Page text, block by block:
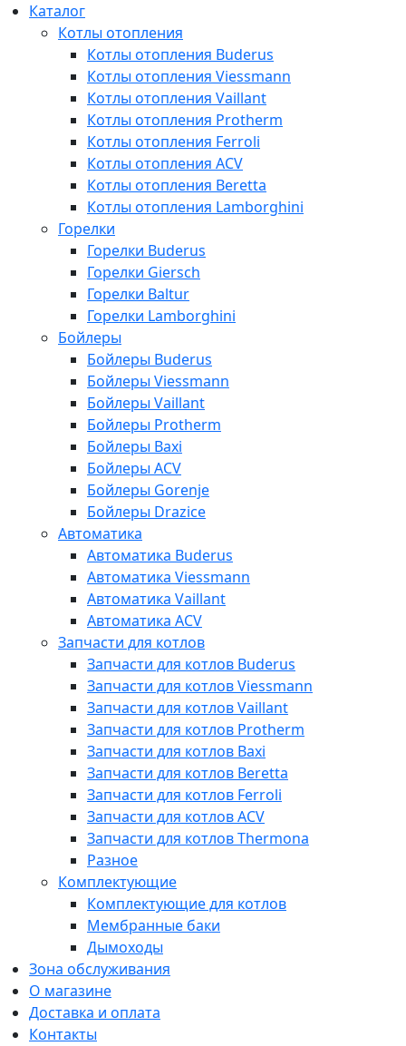
Каталог
Котлы отопления
Котлы отопления Buderus
Котлы отопления Viessmann
Котлы отопления Vaillant
Котлы отопления Protherm
Котлы отопления Ferroli
Котлы отопления ACV
Котлы отопления Beretta
Котлы отопления Lamborghini
Горелки
Горелки Buderus
Горелки Giersch
Горелки Baltur
Горелки Lamborghini
Бойлеры
Бойлеры Buderus
Бойлеры Viessmann
Бойлеры Vaillant
Бойлеры Protherm
Бойлеры Baxi
Бойлеры ACV
Бойлеры Gorenje
Бойлеры Drazice
Автоматика
Автоматика Buderus
Автоматика Viessmann
Автоматика Vaillant
Автоматика ACV
Запчасти для котлов
Запчасти для котлов Buderus
Запчасти для котлов Viessmann
Запчасти для котлов Vaillant
Запчасти для котлов Protherm
Запчасти для котлов Baxi
Запчасти для котлов Beretta
Запчасти для котлов Ferroli
Запчасти для котлов ACV
Запчасти для котлов Thermona
Разное
Комплектующие
Комплектующие для котлов
Мембранные баки
Дымоходы
Зона обслуживания
О магазине
Доставка и оплата
Контакты